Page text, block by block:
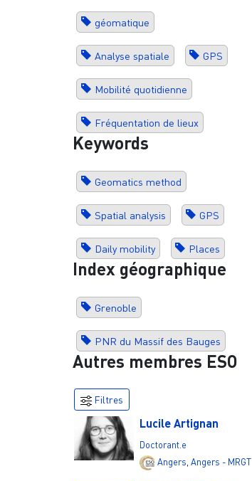
géomatique
Analyse spatiale GPS
Mobilité quotidienne
Fréquentation de lieux
Keywords
Geomatics method
Spatial analysis GPS
Daily mobility Places
Index géographique
Grenoble
PNR du Massif des Bauges
Autres membres ESO
Filtres
Lucile Artignan
Doctorant.e
Angers ,Angers - MRGT